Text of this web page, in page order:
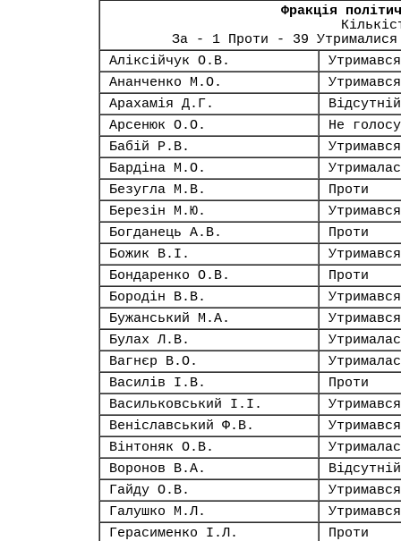
Фракція
За - 1 Проти - 39
Аліксійчук О.В.
Утримався
Ананченко М.О.
Утримався
Арахамія Д.Г.
Відсутній
Арсенюк О.О.
Не
Бабій Р.В.
Утримався
Бардіна М.О.
Безугла М.В.
Проти
Березін М.Ю.
Утримався
Богданець А.В.
Проти
Божик В.І.
Утримався
Бондаренко О.В.
Проти
Бородін В.В.
Утримався
Бужанський М.А.
Утримався
Булах Л.В.
Вагнєр В.О.
Василів І.В.
Проти
Васильковський І.І.
Утримався
Веніславський Ф.В.
Утримався
Вінтоняк О.В.
Воронов В.А.
Відсутній
Гайду О.В.
Утримався
Галушко М.Л.
Утримався
Герасименко І.Л.
Проти